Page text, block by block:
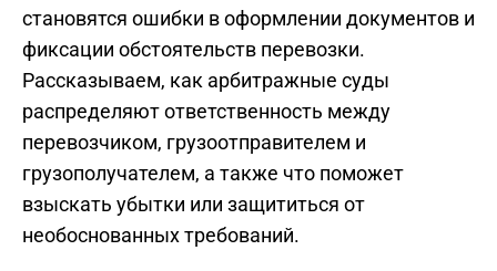
становятся ошибки в оформлении документов и
фиксации обстоятельств перевозки.
Рассказываем, как арбитражные суды
распределяют ответственность между
перевозчиком, грузоотправителем и
грузополучателем, а также что поможет
взыскать убытки или защититься от
необоснованных требований.